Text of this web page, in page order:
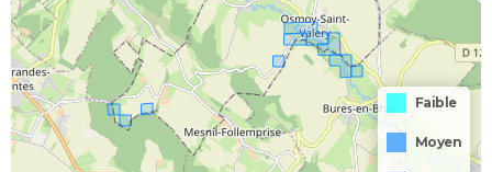
Faible
Moyen